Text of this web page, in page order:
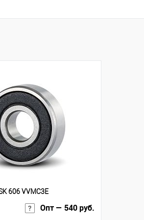
Купить в 1 клик
К
606 VVMC3E
Опт — 540 руб.